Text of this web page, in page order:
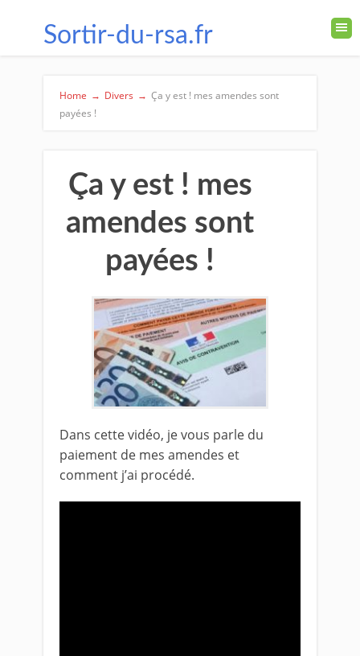
Sortir-du-rsa.fr
Home → Divers → Ça y est ! mes amendes sont
payées !
Ça y est ! mes
amendes sont
payées !
Dans cette vidéo, je vous parle du
paiement de mes amendes et
comment j’ai procédé.